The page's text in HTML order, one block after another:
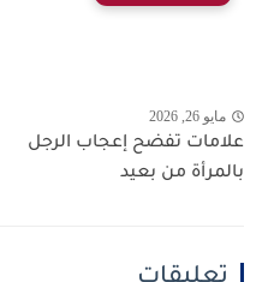
مايو 26, 2026
علامات تفضح إعجاب الرجل
بالمرأة من بعيد